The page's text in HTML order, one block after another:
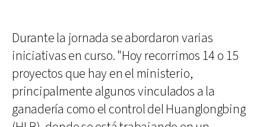
Durante la jornada se abordaron varias
iniciativas en curso. "Hoy recorrimos 14 o 15
proyectos que hay en el ministerio,
principalmente algunos vinculados a la
ganadería como el control del Huanglongbing